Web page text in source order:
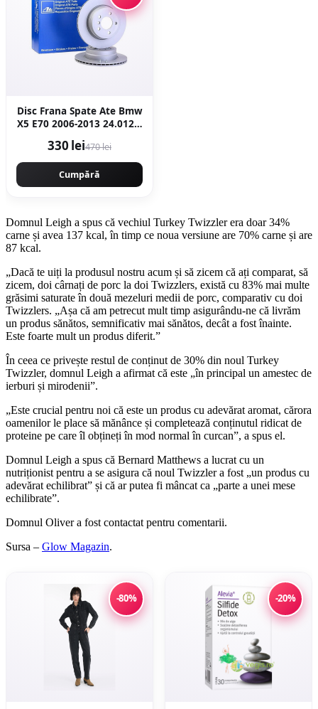
Disc Frana Spate Ate Bmw
X5 E70 2006-2013 24.0120-
330 lei470 lei
Cumpără
Domnul Leigh a spus că vechiul Turkey Twizzler era doar 34%
carne și avea 137 kcal, în timp ce noua versiune are 70% carne și are
87 kcal.
„Dacă te uiți la produsul nostru acum și să zicem că ați comparat, să
zicem, doi cârnați de porc la doi Twizzlers, există cu 83% mai multe
grăsimi saturate în două mezeluri medii de porc, comparativ cu doi
Twizzlers. „Așa că am petrecut mult timp asigurându-ne că livrăm
un produs sănătos, semnificativ mai sănătos, decât a fost înainte.
Este foarte mult un produs diferit.”
În ceea ce privește restul de conținut de 30% din noul Turkey
Twizzler, domnul Leigh a afirmat că este „în principal un amestec de
ierburi și mirodenii”.
„Este crucial pentru noi că este un produs cu adevărat aromat, cărora
oamenilor le place să mănânce și completează conținutul ridicat de
proteine ​​pe care îl obțineți în mod normal în curcan”, a spus el.
Domnul Leigh a spus că Bernard Matthews a lucrat cu un
nutriționist pentru a se asigura că noul Twizzler a fost „un produs cu
adevărat echilibrat” și că ar putea fi mâncat ca „parte a unei mese
echilibrate”.
Domnul Oliver a fost contactat pentru comentarii.
Sursa – Glow Magazin.
-80% -20%